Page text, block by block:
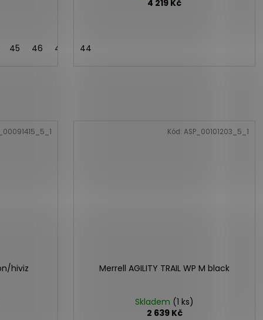
45 46 46,5 47
4 219 Kč
44
hiviz Merrell AGILITY TRAIL WP M black
Skladem (1 ks)
2 639 Kč
Kód: ASP_00101203_5_1